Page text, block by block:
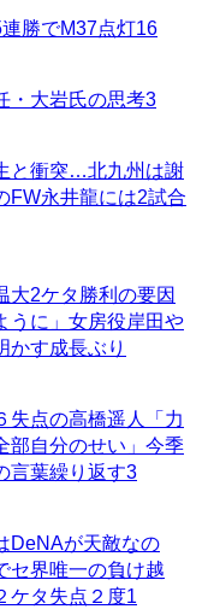
勝でM37点灯16
・大岩氏の思考3
と衝突…北九州は謝
FW永井龍には2試合
大2ケタ勝利の要因
うに」女房役岸田や
かす成長ぶり
失点の高橋遥人「力
部自分のせい」今季
言葉繰り返す3
DeNAが天敵なの
界唯一の負け越
タ失点２度1